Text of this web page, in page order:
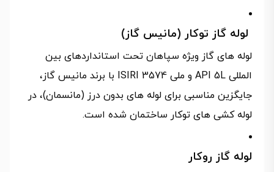
لوله گاز توکار (مانیس گاز)
لوله های گاز ویژه سپاهان تحت استانداردهای بین
المللی API 5L و ملی ISIRI 3574 با برند مانیس گاز،
جایگزین مناسبی برای لوله های بدون درز (مانسمان)، در
لوله کشی های توکار ساختمان شده است.
لوله گاز روکار